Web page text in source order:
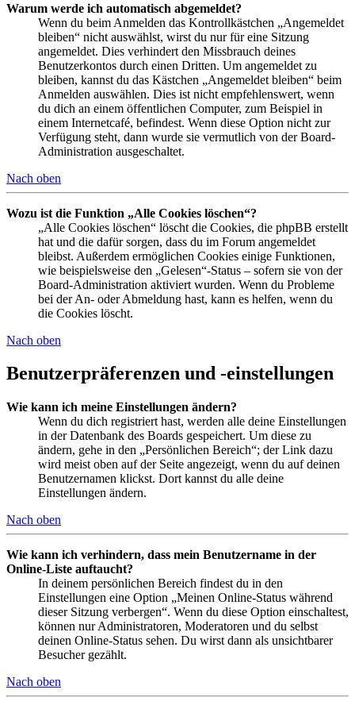
Warum werde ich automatisch abgemeldet?
Wenn du beim Anmelden das Kontrollkästchen „Angemeldet
bleiben“ nicht auswählst, wirst du nur für eine Sitzung
angemeldet. Dies verhindert den Missbrauch deines
Benutzerkontos durch einen Dritten. Um angemeldet zu
bleiben, kannst du das Kästchen „Angemeldet bleiben“ beim
Anmelden auswählen. Dies ist nicht empfehlenswert, wenn
du dich an einem öffentlichen Computer, zum Beispiel in
einem Internetcafé, befindest. Wenn diese Option nicht zur
Verfügung steht, dann wurde sie vermutlich von der Board-
Administration ausgeschaltet.
Nach oben
Wozu ist die Funktion „Alle Cookies löschen“?
„Alle Cookies löschen“ löscht die Cookies, die phpBB erstellt
hat und die dafür sorgen, dass du im Forum angemeldet
bleibst. Außerdem ermöglichen Cookies einige Funktionen,
wie beispielsweise den „Gelesen“-Status – sofern sie von der
Board-Administration aktiviert wurden. Wenn du Probleme
bei der An- oder Abmeldung hast, kann es helfen, wenn du
die Cookies löscht.
Nach oben
Benutzerpräferenzen und -einstellungen
Wie kann ich meine Einstellungen ändern?
Wenn du dich registriert hast, werden alle deine Einstellungen
in der Datenbank des Boards gespeichert. Um diese zu
ändern, gehe in den „Persönlichen Bereich“; der Link dazu
wird meist oben auf der Seite angezeigt, wenn du auf deinen
Benutzernamen klickst. Dort kannst du alle deine
Einstellungen ändern.
Nach oben
Wie kann ich verhindern, dass mein Benutzername in der
Online-Liste auftaucht?
In deinem persönlichen Bereich findest du in den
Einstellungen eine Option „Meinen Online-Status während
dieser Sitzung verbergen“. Wenn du diese Option einschaltest,
können nur Administratoren, Moderatoren und du selbst
deinen Online-Status sehen. Du wirst dann als unsichtbarer
Besucher gezählt.
Nach oben